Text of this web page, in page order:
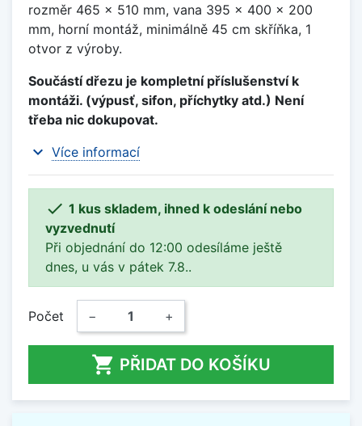
rozměr 465 x 510 mm, vana 395 x 400 x 200
mm, horní montáž, minimálně 45 cm skříňka, 1
otvor z výroby.
Součástí dřezu je kompletní příslušenství k
montáži. (výpusť, sifon, příchytky atd.) Není
třeba nic dokupovat.
expand_more Více informací
 1 kus skladem, ihned k odeslání nebo
vyzvednutí
Při objednání do 12:00 odesíláme ještě
dnes, u vás v pátek 7.8..
Počet − +
 PŘIDAT DO KOŠÍKU